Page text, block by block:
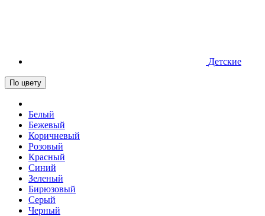
Детские
По цвету
Белый
Бежевый
Коричневый
Розовый
Красный
Синий
Зеленый
Бирюзовый
Серый
Черный